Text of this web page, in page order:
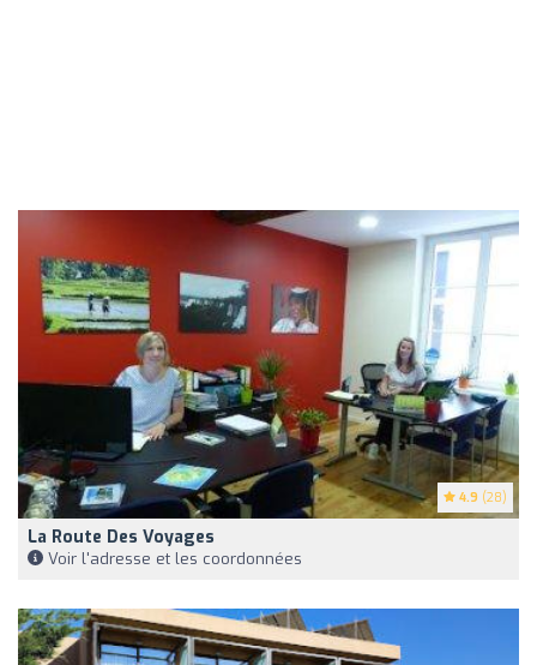
4.9 (28)
La Route Des Voyages
Voir l'adresse et les coordonnées